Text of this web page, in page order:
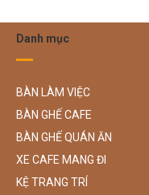
Danh mục
BÀN LÀM VIỆC
BÀN GHẾ CAFE
BÀN GHẾ QUÁN ĂN
XE CAFE MANG ĐI
KỆ TRANG TRÍ